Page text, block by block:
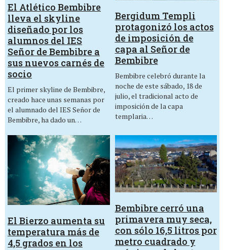
El Atlético Bembibre
lleva el skyline
diseñado por los
alumnos del IES
Señor de Bembibre a
sus nuevos carnés de
socio
El primer skyline de Bembibre,
creado hace unas semanas por
el alumnado del IES Señor de
Bembibre, ha dado un…
Bergidum Templi
protagonizó los actos
de imposición de
capa al Señor de
Bembibre
Bembibre celebró durante la
noche de este sábado, 18 de
julio, el tradicional acto de
imposición de la capa
templaria…
El Bierzo aumenta su
temperatura más de
4,5 grados en los
Bembibre cerró una
primavera muy seca,
con sólo 16,5 litros por
metro cuadrado y